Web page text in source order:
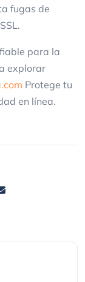
fugas de
para la
explorar
Protege tu
en línea.